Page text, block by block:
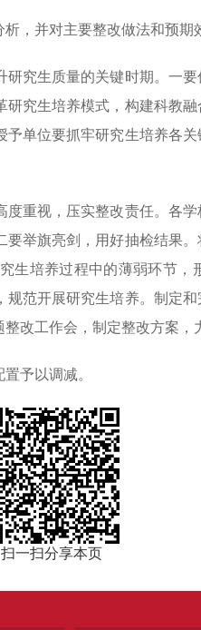
并对主要整改做法和预期
生质量的关键时期。一要
究生培养模式，构建科教
单位要抓牢研究生培养各
视，压实整改责任。各学
举旗亮剑，用好抽检结果
生培养过程中的薄弱环节
范开展研究生培养。制定
改工作会，制定整改方案，
予以调减。
扫一扫分享本页